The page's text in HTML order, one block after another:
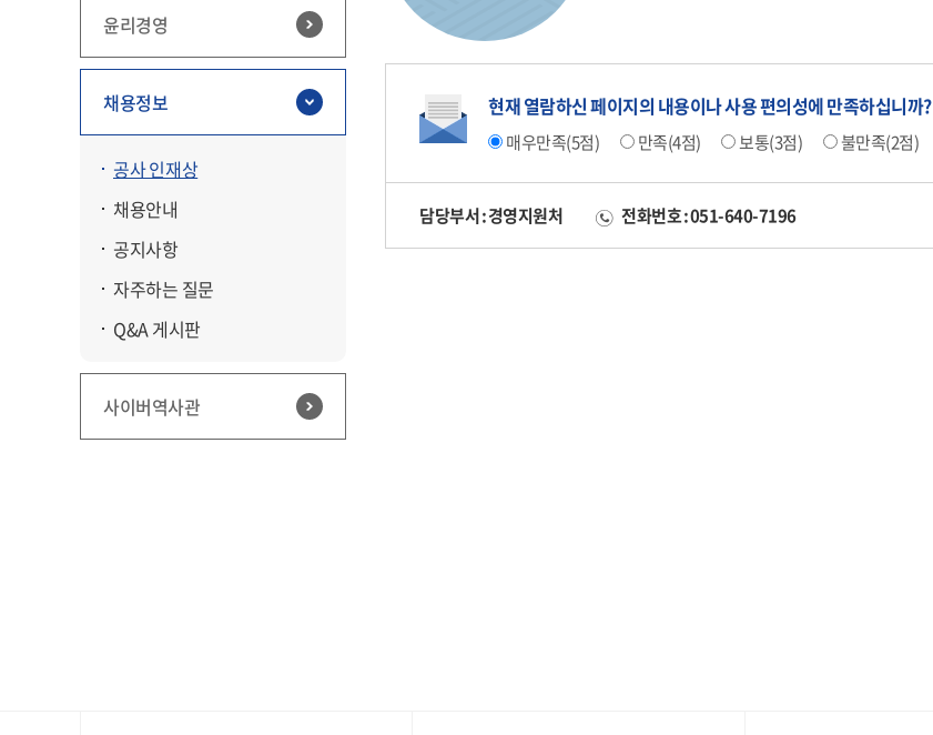
윤리경영
채용정보
공사 인재상
채용안내
공지사항
자주하는 질문
Q&A 게시판
사이버역사관
현재 열람하신 페이지의 내용이나 사용 편의성에 만족하십니까?
매우만족(5점) 만족(4점) 보통(3점) 불만족(2점)
담당부서 : 경영지원처 전화번호 : 051-640-7196